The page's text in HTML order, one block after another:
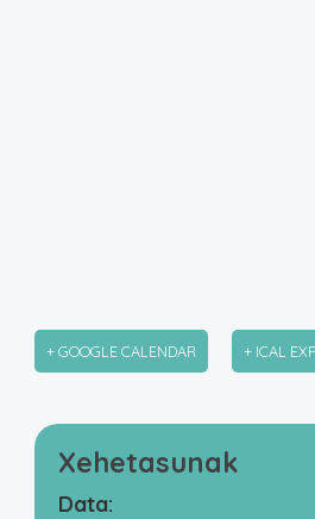
+ GOOGLE CALENDAR + ICAL
Xehetasunak
Data: